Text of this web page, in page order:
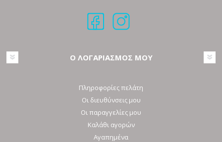
Ο ΛΟΓΑΡΙΑΣΜΟΣ ΜΟΥ
Πληροφορίες πελάτη
Οι διευθύνσεις μου
Οι παραγγελίες μου
Καλάθι αγορών
Αγαπημένα